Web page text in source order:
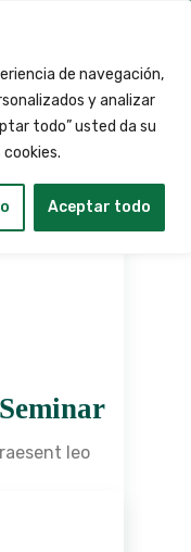
de navegación,
y analizar
todo” usted da su
Aceptar todo
leo